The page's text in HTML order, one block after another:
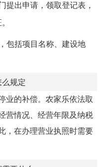
提出申请，领取登记表，
包括项目名称、建设地
规定
业的补偿。农家乐依法取
营情况、经营年限及纳税
，在办理营业执照时需要